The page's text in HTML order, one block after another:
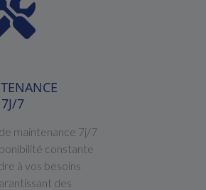
7J/7
maintenance 7j/7
constante
à vos besoins
des